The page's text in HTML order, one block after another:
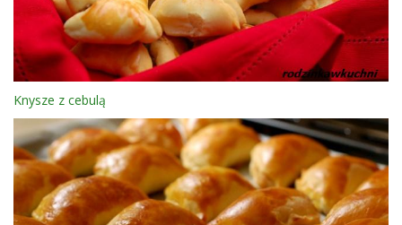
Knysze z cebulą